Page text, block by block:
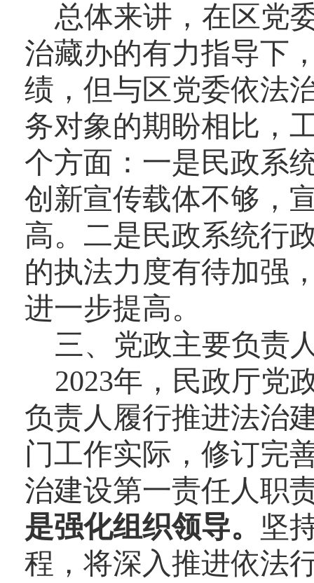
总体来讲，在区党
治藏办的有力指导下
绩，但与区党委依法
务对象的期盼相比，
个方面：一是民政系
创新宣传载体不够，
高。二是民政系统行
的执法力度有待加强
进一步提高。
三、 党政主要负责
2023年，民政厅党
负责人履行推进法治
门工作实际，修订完
治建设第一责任人职
是强化组织领导。 坚
程，将深入推进依法